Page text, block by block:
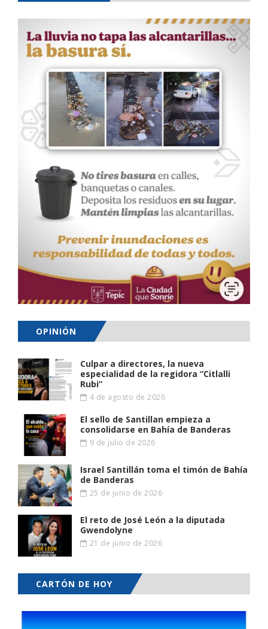
OPINIÓN
Culpar a directores, la nueva
especialidad de la regidora “Citlalli
Rubi”
4 de agosto de 2026
El sello de Santillan empieza a
consolidarse en Bahía de Banderas
9 de julio de 2026
Israel Santillán toma el timón de Bahía
de Banderas
25 de junio de 2026
El reto de José León a la diputada
Gwendolyne
21 de junio de 2026
CARTÓN DE HOY